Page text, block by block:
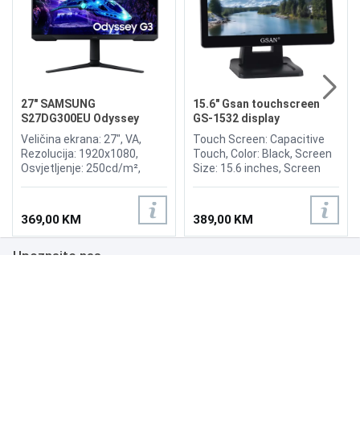
27" SAMSUNG
S27DG300EU Odyssey
Gaming G3 180Hz Display
Veličina ekrana: 27", VA,
Rezolucija: 1920x1080,
Osvjetljenje: 250cd/m²,
FreeSync, Kontrast: 3.000:1,
Priključci: HDMI 1.4,
DisplayPort 1.4
369,00 KM
15.6" Gsan touchscreen
GS-1532 display
Touch Screen: Capacitive
Touch, Color: Black, Screen
Size: 15.6 inches, Screen
H150°/V130°, Brightness:
Resolution): 1366*768, Input
Power: 12V, 3.0A, Input
389,00 KM
Upoznajte nas